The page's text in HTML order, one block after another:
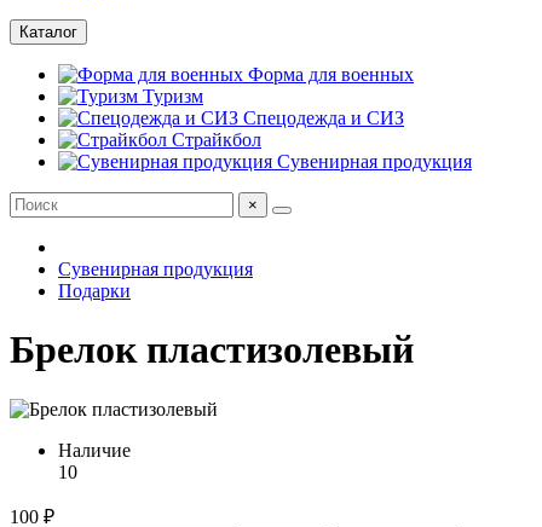
Каталог
Форма для военных
Туризм
Спецодежда и СИЗ
Страйкбол
Сувенирная продукция
×
Сувенирная продукция
Подарки
Брелок пластизолевый
Наличие
10
100 ₽